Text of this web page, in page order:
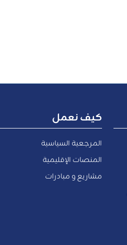
كيف نعمل
المرجعية السياسية
المنصات الإقليمية
مشاريع و مبادرات